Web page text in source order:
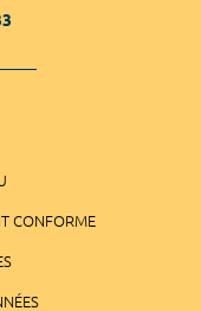
CONFORME